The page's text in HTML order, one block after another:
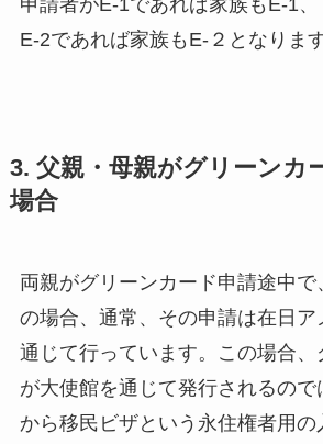
申請者がE-1であれば家族もE-1
E-2であれば家族もE-２となります
3. 父親・母親がグリーンカ
場合
両親がグリーンカード申請途中で
の場合、通常、その申請は在日ア
通じて行っています。この場合、
が大使館を通じて発行されるの
から移民ビザという永住権者用の